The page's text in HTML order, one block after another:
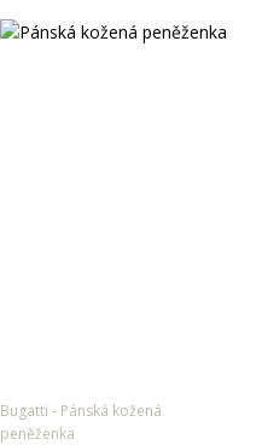
Bugatti
Pánská kožená
peněženka